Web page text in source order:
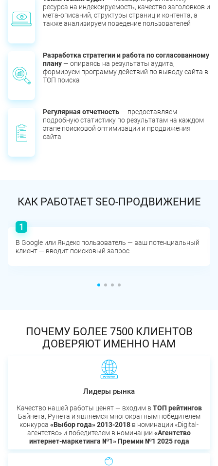
ресурса на индексируемость, качество заголовков и
мета-описаний, структуры страниц и контента, а
также анализируем поведение пользователей
Разработка стратегии и работа по согласованному
плану— опираясь на результаты аудита,
формируем программу действий по выводу сайта в
ТОП поиска
Регулярная отчетность— предоставляем
подробную статистику по результатам на каждом
этапе поисковой оптимизации и продвижения
сайта
КАК РАБОТАЕТ SEO-ПРОДВИЖЕНИЕ
В Google или Яндекс пользователь — ваш потенциальный
клиент — вводит поисковый запрос
ПОЧЕМУ БОЛЕЕ 7500 КЛИЕНТОВ
ДОВЕРЯЮТ ИМЕННО НАМ
Лидеры рынка
Качество нашей работы ценят — входим в ТОП рейтингов
Байнета, Рунета и являемся многократным победителем
конкурса «Выбор года» 2013-2018 в номинации «Digital-
агентство» и победителем в номинации «Агентство
интернет-маркетинга №1» Премии №1 2025 года